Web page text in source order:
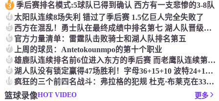
3 季后赛排名模式:5球队已得到确认 西方有一支悲惨的3-8队
4 太阳队连续8场失利 错过了季后赛 1.5亿巨人完全失败了
5 西方在混乱！勇士队在最终成绩中排名第七 湖人队晋级季后赛 火箭向快船送了礼物
6 官方力量清单：雷霆队击败骑士和湖人队排名第五
7 上周的球员：Antetokounmpo的第十个职业
8 雄鹿队连续排名前6位进入东方的季后赛 而老鹰队连续第四年在季后赛中踢球
9 湖人队没有锁定赢得47场胜利！字母36+15+10 波特24+12+8 42胜利以锁定季后赛
10 疯狂的三个前四名战斗：弗拉格的犯规 杜克·布莱克在33秒的惊喜中出现了
篮球录像HOT VIDEO 更多